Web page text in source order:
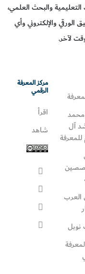
التعليمية والبحث العلمي،
الورقي والإلكتروني وأي
لآخر.
محمد
آل
العرب
مركز المعرفة
الرقمي
اقرأ
شاهد